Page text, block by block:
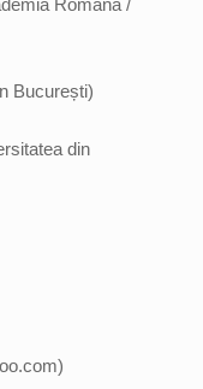
Română /
București)
din